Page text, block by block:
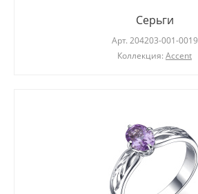
Серьги
Арт. 204203-001-0019
Коллекция: Accent